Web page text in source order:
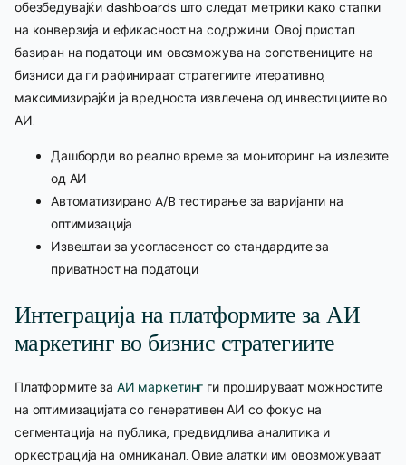
обезбедувајќи dashboards што следат метрики како стапки
на конверзија и ефикасност на содржини. Овој пристап
базиран на податоци им овозможува на сопствениците на
бизниси да ги рафинираат стратегиите итеративно,
максимизирајќи ја вредноста извлечена од инвестициите во
АИ.
Дашборди во реално време за мониторинг на излезите
од АИ
Автоматизирано A/B тестирање за варијанти на
оптимизација
Извештаи за усогласеност со стандардите за
приватност на податоци
Интеграција на платформите за АИ
маркетинг во бизнис стратегиите
Платформите за АИ маркетинг ги прошируваат можностите
на оптимизацијата со генеративен АИ со фокус на
сегментација на публика, предвидлива аналитика и
оркестрација на омниканал. Овие алатки им овозможуваат